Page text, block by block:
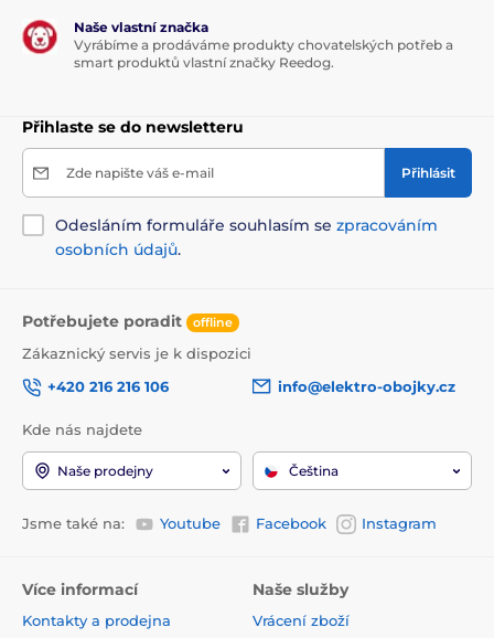
Naše vlastní značka
Vyrábíme a prodáváme produkty chovatelských potřeb a
smart produktů vlastní značky Reedog.
Přihlaste se do newsletteru
Zde napište váš e-mail Přihlásit
Odesláním formuláře souhlasím se zpracováním
osobních údajů.
Potřebujete poradit offline
Zákaznický servis je k dispozici
+420 216 216 106
info@elektro-obojky.cz
Kde nás najdete
Naše prodejny Čeština
Jsme také na: Youtube Facebook Instagram
Více informací
Kontakty a prodejna
Naše služby
Vrácení zboží